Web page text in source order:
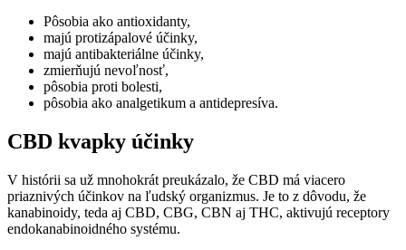
Pôsobia ako antioxidanty,
majú protizápalové účinky,
majú antibakteriálne účinky,
zmierňujú nevoľnosť,
pôsobia proti bolesti,
pôsobia ako analgetikum a antidepresíva.
CBD kvapky účinky
V histórii sa už mnohokrát preukázalo, že CBD má viacero
priaznivých účinkov na ľudský organizmus. Je to z dôvodu, že
kanabinoidy, teda aj CBD, CBG, CBN aj THC, aktivujú receptory
endokanabinoidného systému.